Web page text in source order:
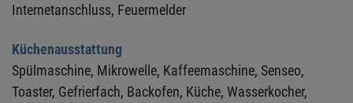
Internetanschluss, Feuermelder
Küchenausstattung
Spülmaschine, Mikrowelle, Kaffeemaschine, Senseo,
Toaster, Gefrierfach, Backofen, Küche, Wasserkocher,